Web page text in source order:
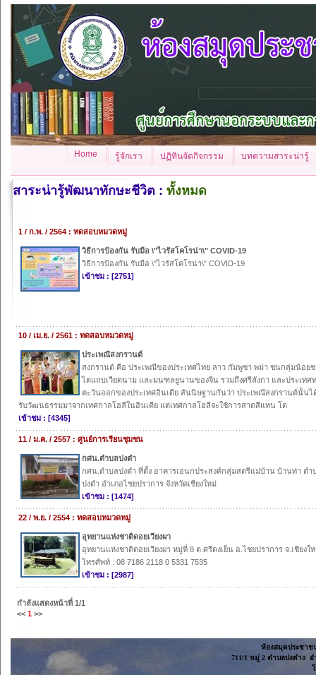
Home รู้จักเรา ปฏิทินจัดกิจกรรม บทความสาระน่ารู้
สาระน่ารู้พัฒนาทักษะชีวิต : ทั้งหมด
1 / ก.พ. / 2564 : ทดสอบหมวดหมู่
วิธีการป้องกัน รับมือ \"ไวรัสโคโรน่า\" COVID-19
วิธีการป้องกัน รับมือ \"ไวรัสโคโรน่า\" COVID-19
เข้าชม : [2751]
10 / เม.ย. / 2561 : ทดสอบหมวดหมู่
ประเพณีสงกรานต์
สงกรานต์ คือ ประเพณีของประเทศไทย ลาว กัมพูชา พม่า ชนกลุ่มน้อยช
ไตแถบเวียดนาม และมนฑลยูนานของจีน รวมถึงศรีลังกา และประเทศ
ตะวันออกของประเทศอินเดีย สันนิษฐานกันว่า ประเพณีสงกรานต์นั้นไ
รับวัฒนธรรมมาจากเทศกาลโฮลีในอินเดีย แต่เทศกาลโฮลีจะใช้การสาดสีแทน โด
เข้าชม : [4345]
11 / ม.ค. / 2557 : ศูนย์การเรียนชุมชน
กศน.ตำบลปงตำ
กศน.ตำบลปงตำ ที่ตั้ง อาคารเอนกประสงค์กลุ่มสตรีแม่บ้าน บ้านท่า ตำ
ปงตำ อำเภอไชยปราการ จังหวัดเชียงใหม่
เข้าชม : [1474]
22 / พ.ย. / 2554 : ทดสอบหมวดหมู่
อุทยานแห่งชาติดอยเวียงผา
อุทยานแห่งชาติดอยเวียงผา หมู่ที่ 8 ต.ศรีดงเย็น อ.ไชยปราการ จ.เชียงใ
โทรศัพท์ : 08 7186 2118 0 5331 7535
เข้าชม : [2987]
กำลังแสดงหน้าที่ 1/1
<< 1 >>
ห้องสมุดประชาช
711/1 หมู่ 2 ตำบลปงตำง อ